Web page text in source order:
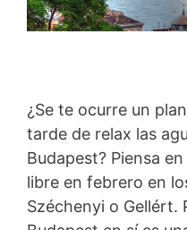
¿Se te ocurre un
tarde de relax las
Budapest? Piensa
libre en febrero en
Széchenyi o Gellért.